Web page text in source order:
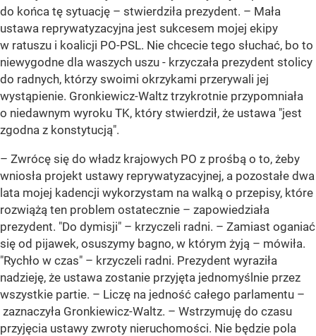
do końca tę sytuację – stwierdziła prezydent. – Mała
ustawa reprywatyzacyjna jest sukcesem mojej ekipy
w ratuszu i koalicji PO-PSL. Nie chcecie tego słuchać, bo to
niewygodne dla waszych uszu - krzyczała prezydent stolicy
do radnych, którzy swoimi okrzykami przerywali jej
wystąpienie. Gronkiewicz-Waltz trzykrotnie przypomniała
o niedawnym wyroku TK, który stwierdził, że ustawa "jest
zgodna z konstytucją".
– Zwrócę się do władz krajowych PO z prośbą o to, żeby
wniosła projekt ustawy reprywatyzacyjnej, a pozostałe dwa
lata mojej kadencji wykorzystam na walką o przepisy, które
rozwiążą ten problem ostatecznie – zapowiedziała
prezydent. "Do dymisji" – krzyczeli radni. – Zamiast oganiać
się od pijawek, osuszymy bagno, w którym żyją – mówiła.
"Rychło w czas" – krzyczeli radni. Prezydent wyraziła
nadzieję, że ustawa zostanie przyjęta jednomyślnie przez
wszystkie partie. – Liczę na jedność całego parlamentu –
zaznaczyła Gronkiewicz-Waltz. – Wstrzymuję do czasu
przyjęcia ustawy zwroty nieruchomości. Nie będzie pola